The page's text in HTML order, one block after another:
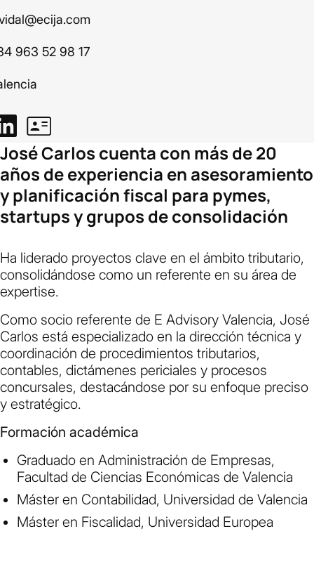
963 52 98 17
José Carlos cuenta con más de 20
años de experiencia en asesoramiento
y planificación fiscal para pymes,
startups y grupos de consolidación
Ha liderado proyectos clave en el ámbito tributario,
consolidándose como un referente en su área de
expertise.
Como socio referente de E Advisory Valencia, José
Carlos está especializado en la dirección técnica y
coordinación de procedimientos tributarios,
contables, dictámenes periciales y procesos
concursales, destacándose por su enfoque preciso
y estratégico.
Formación académica
Graduado en Administración de Empresas,
Facultad de Ciencias Económicas de Valencia
Máster en Contabilidad, Universidad de Valencia
Máster en Fiscalidad, Universidad Europea